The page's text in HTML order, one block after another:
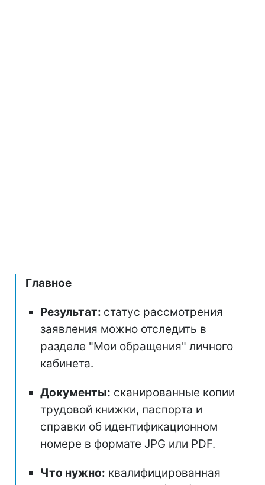
Главное
Результат: статус рассмотрения
заявления можно отследить в
разделе "Мои обращения" личного
кабинета.
Документы: сканированные копии
трудовой книжки, паспорта и
справки об идентификационном
номере в формате JPG или PDF.
Что нужно: квалифицированная